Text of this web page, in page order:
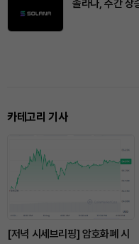
솔라나, 주간 상
카테고리 기사
[저녁 시세브리핑] 암호화폐 시